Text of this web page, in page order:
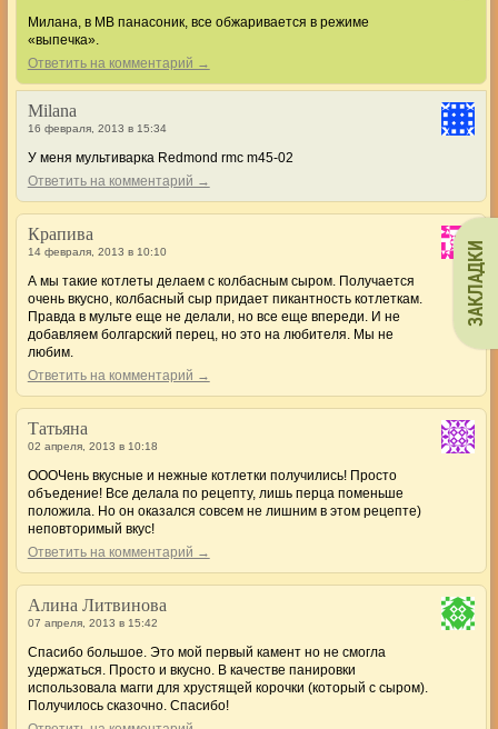
ЗАКЛАДКИ
Милана, в МВ панасоник, все обжаривается в режиме
«выпечка».
Ответить на комментарий →
Milana
16 февраля, 2013 в 15:34
У меня мультиварка Redmond rmc m45-02
Ответить на комментарий →
Крапива
14 февраля, 2013 в 10:10
А мы такие котлеты делаем с колбасным сыром. Получается
очень вкусно, колбасный сыр придает пикантность котлеткам.
Правда в мульте еще не делали, но все еще впереди. И не
добавляем болгарский перец, но это на любителя. Мы не
любим.
Ответить на комментарий →
Татьяна
02 апреля, 2013 в 10:18
ОООЧень вкусные и нежные котлетки получились! Просто
объедение! Все делала по рецепту, лишь перца поменьше
положила. Но он оказался совсем не лишним в этом рецепте)
неповторимый вкус!
Ответить на комментарий →
Алина Литвинова
07 апреля, 2013 в 15:42
Спасибо большое. Это мой первый камент но не смогла
удержаться. Просто и вкусно. В качестве панировки
использовала магги для хрустящей корочки (который с сыром).
Получилось сказочно. Спасибо!